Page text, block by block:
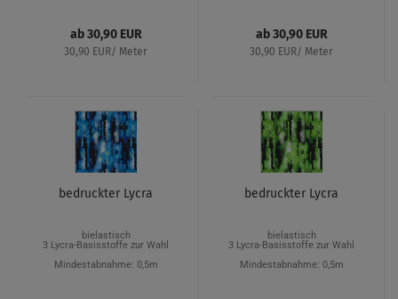
ab 30,90 EUR
30,90 EUR/ Meter
ab 30,90 EUR
30,90 EUR/ Meter
bedruckter Lycra
bielastisch
3 Lycra-Basisstoffe zur Wahl
Mindestabnahme: 0,5m
bedruckter Lycra
bielastisch
3 Lycra-Basisstoffe zur Wahl
Mindestabnahme: 0,5m